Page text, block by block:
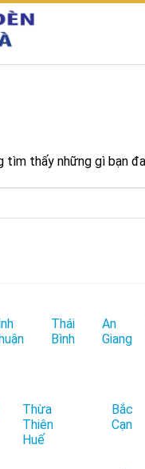
tìm thấy những gì bạn
Thái
Bình
An
Giang
Thừa
Thiên
Huế
Bắc
Cạn